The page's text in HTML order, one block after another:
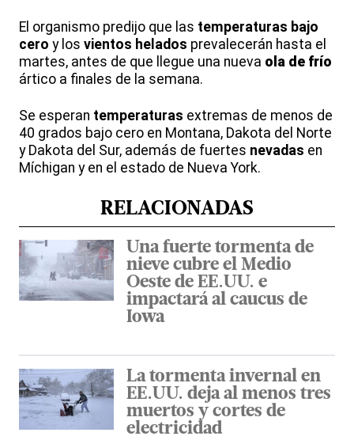
El organismo predijo que las temperaturas bajo
cero y los vientos helados prevalecerán hasta el
martes, antes de que llegue una nueva ola de frío
ártico a finales de la semana.
Se esperan temperaturas extremas de menos de
40 grados bajo cero en Montana, Dakota del Norte
y Dakota del Sur, además de fuertes nevadas en
Míchigan y en el estado de Nueva York.
RELACIONADAS
Una fuerte tormenta de
nieve cubre el Medio
Oeste de EE.UU. e
impactará al caucus de
Iowa
La tormenta invernal en
EE.UU. deja al menos tres
muertos y cortes de
electricidad